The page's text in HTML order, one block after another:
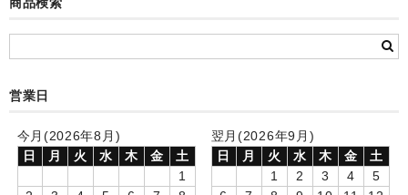
お絵かきギャラリー
自作オリジナル時計
商品検索
営業日
今月(2026年8月)
日
月 火 水 木 金
土
1
翌月(2026年9月)
日
月 火 水 木 金
土
1
2 3 4
5